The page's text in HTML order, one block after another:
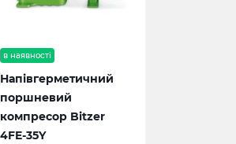
в наявності
Напівгерметичний
поршневий
компресор Bitzer
4FE-35Y